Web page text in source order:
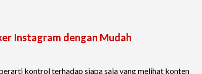
Instagram dengan Mudah
kontrol terhadap siapa saja yang melihat konten